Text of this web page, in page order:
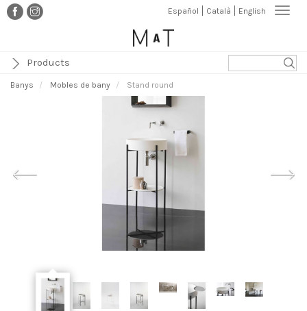
Vés
al
Español Català English
Products
Banys Mobles de bany Stand round